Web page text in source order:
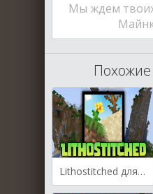
Мы ждем
Lithostitched для Майнкрафт [1.20.4, 1.20.3, 1.20.2]